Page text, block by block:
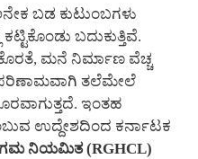
ಬಡ ಕುಟುಂಬಗಳು
ಬದುಕುತ್ತಿವೆ.
ಮನೆ ನಿರ್ಮಾಣ ವೆಚ್ಚ
ಪರಿಣಾಮವಾಗಿ ತಲೆಮೇಲೆ
ಇಂತಹ
ಉದ್ದೇಶದಿಂದ ಕರ್ನಾಟಕ
ನಿಯಮಿತ (RGHCL)